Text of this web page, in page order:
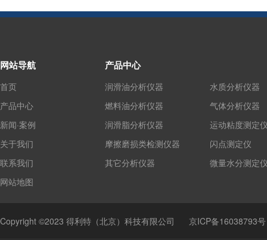
网站导航
首页
产品中心
新闻·案例
关于我们
联系我们
网站地图
产品中心
润滑油分析仪器
燃料油分析仪器
润滑脂分析仪器
摩擦磨损类检测仪器
其它分析仪器
水质分析仪器
气体分析仪器
运动粘度测定
闪点测定仪
微量水分测定
Copyright ©2023 得利特（北京）科技有限公司 京ICP备16038793号